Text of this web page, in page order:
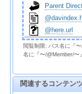
Parent
@here.url
閲覧制限: パス名に『
名に『〜/@Member/〜
関連するコンテン